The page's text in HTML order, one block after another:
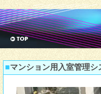
■マンション用入室管理シ